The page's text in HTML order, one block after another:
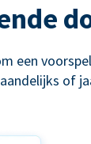
een
of